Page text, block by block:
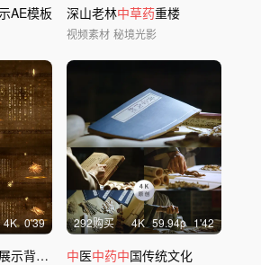
AE模板 深山老林中草药重楼
视频素材 秘境光影
4K 0'39
展示背景AE模板背景视频
292购买 4K 59.94p 1'42
中医中药中国传统文化